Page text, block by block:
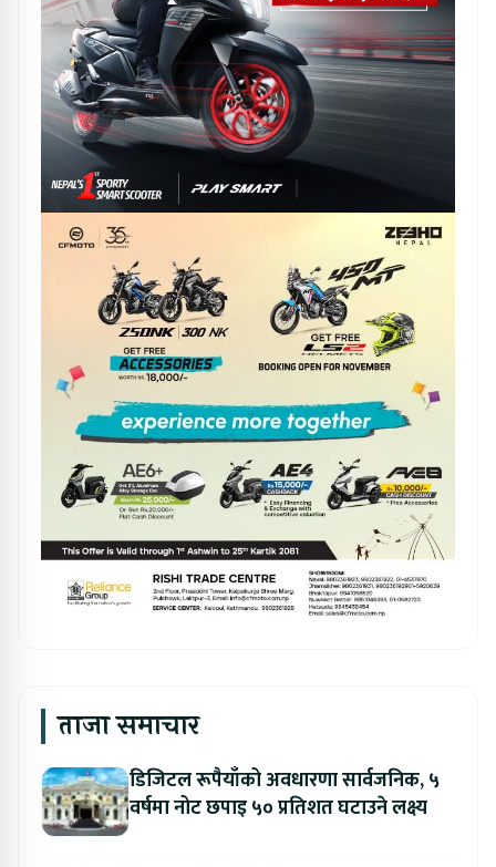
ताजा समाचार
डिजिटल रूपैयाँको अवधारणा सार्वजनिक, ५
वर्षमा नोट छपाइ ५० प्रतिशत घटाउने लक्ष्य